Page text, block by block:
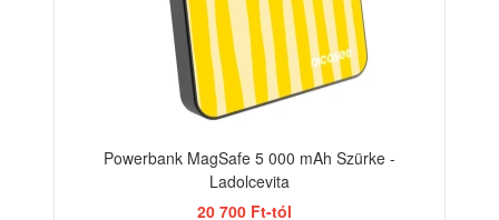
Powerbank MagSafe 5 000 mAh Szürke -
Ladolcevita
20 700 Ft-tól